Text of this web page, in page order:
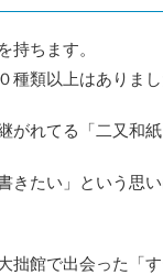
ちます。
類以上はありまし
れてる「二又和紙
きたい」という思
拙館で出会った「